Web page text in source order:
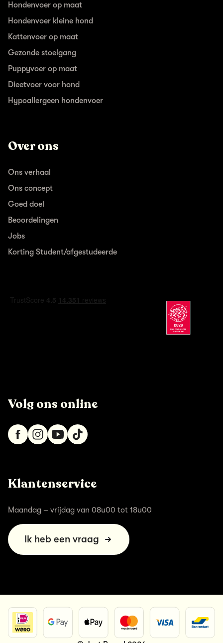
Hondenvoer op maat
Hondenvoer kleine hond
Kattenvoer op maat
Gezonde stoelgang
Puppyvoer op maat
Dieetvoer voor hond
Hypoallergeen hondenvoer
Over ons
Ons verhaal
Ons concept
Goed doel
Beoordelingen
Jobs
Korting Student/afgestudeerde
Volg ons online
Klantenservice
Maandag – vrijdag van 08u00 tot 18u00
Ik heb een vraag